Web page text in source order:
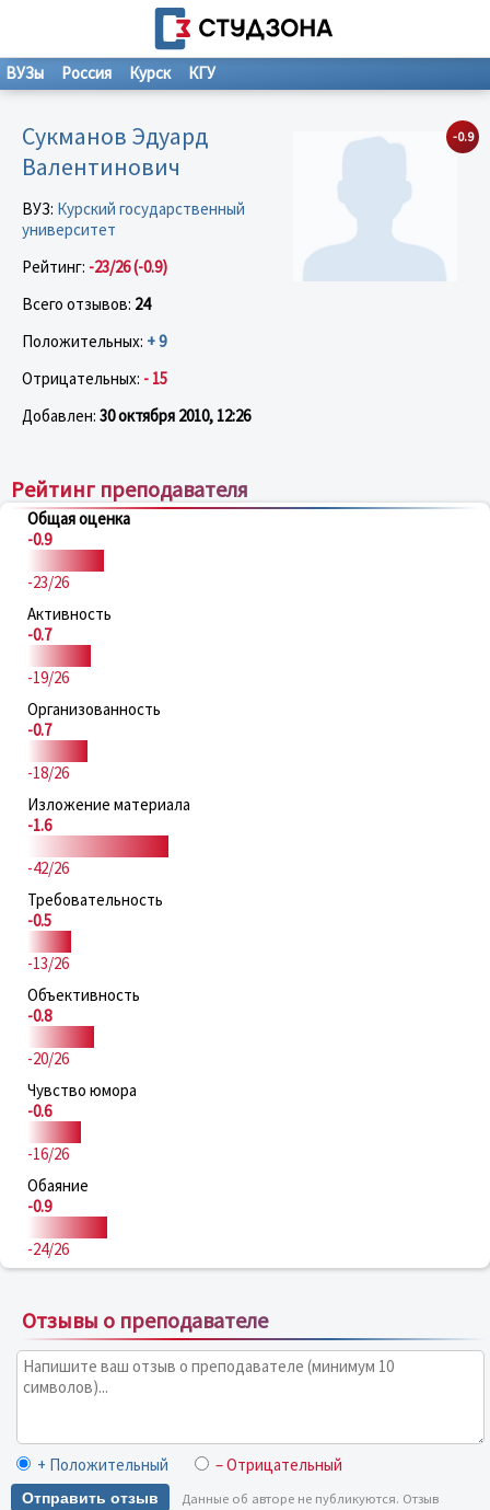
ВУЗы Россия Курск КГУ
-0.9
Сукманов Эдуард
Валентинович
ВУЗ: Курский государственный
университет
Рейтинг: -23/26 (-0.9)
Всего отзывов: 24
Положительных: + 9
Отрицательных: - 15
Добавлен: 30 октября 2010, 12:26
Рейтинг преподавателя
Общая оценка
-0.9
-23/26
Активность
-0.7
-19/26
Организованность
-0.7
-18/26
Изложение материала
-1.6
-42/26
Требовательность
-0.5
-13/26
Объективность
-0.8
-20/26
Чувство юмора
-0.6
-16/26
Обаяние
-0.9
-24/26
Отзывы о преподавателе
+ Положительный – Отрицательный
Отправить отзыв
Данные об авторе не публикуются. Отзыв